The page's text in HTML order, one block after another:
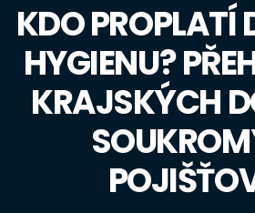
KDO PROPLATÍ
HYGIENU?
KRAJSKÝCH